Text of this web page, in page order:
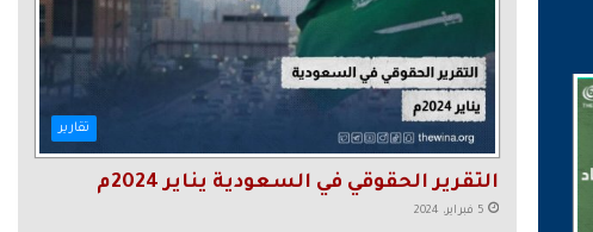
تقارير
التقرير الحقوقي في السعودية يناير 2024م
5 فبراير، 2024